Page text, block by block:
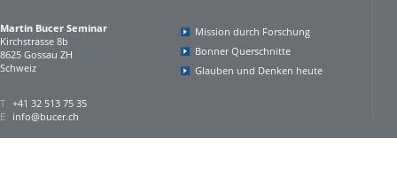
Martin Bucer Seminar
Kirchstrasse 8b
8625 Gossau ZH
Schweiz
T +41 32 513 75 35
E info@bucer.ch
Mission durch Forschung
Bonner Querschnitte
Glauben und Denken heute